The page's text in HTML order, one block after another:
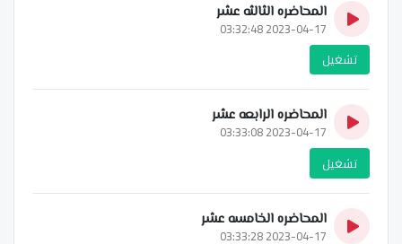
المحاضره الثالثه عشر
2023-04-17 03:32:48
تشغيل
المحاضره الرابعه عشر
2023-04-17 03:33:08
تشغيل
المحاضره الخامسه عشر
2023-04-17 03:33:28